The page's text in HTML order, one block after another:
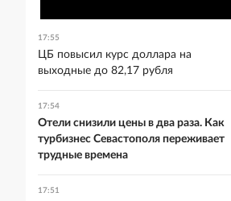
17:55
ЦБ повысил курс доллара на
выходные до 82,17 рубля
17:54
Отели снизили цены в два раза. Как
турбизнес Севастополя переживает
трудные времена
17:51